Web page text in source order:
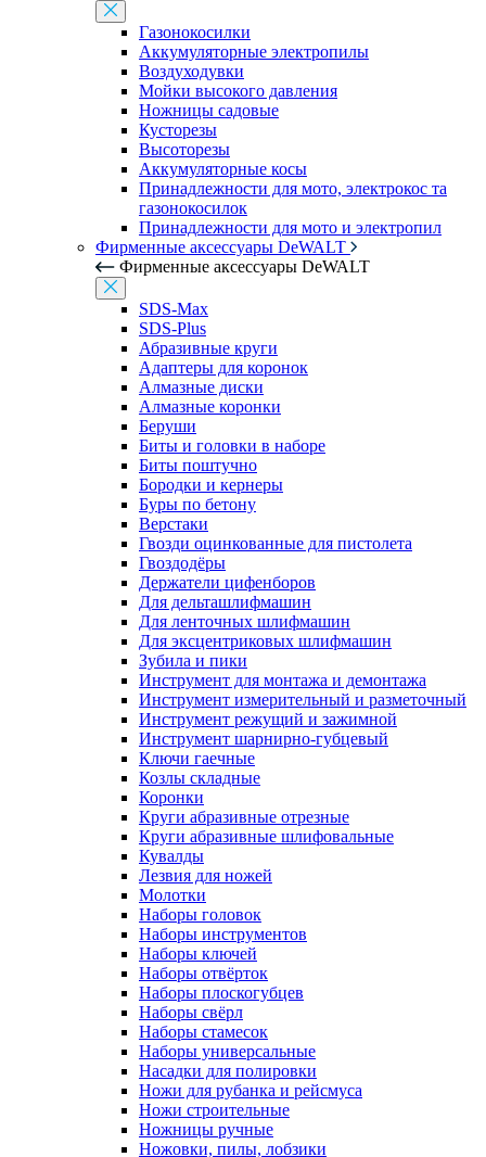
Газонокосилки
Аккумуляторные электропилы
Воздуходувки
Мойки высокого давления
Ножницы садовые
Кусторезы
Высоторезы
Аккумуляторные косы
Принадлежности для мото, электрокос та
газонокосилок
Принадлежности для мото и электропил
Фирменные аксессуары DeWALT
Фирменные аксессуары DeWALT
SDS-Max
SDS-Plus
Абразивные круги
Адаптеры для коронок
Алмазные диски
Алмазные коронки
Беруши
Биты и головки в наборе
Биты поштучно
Бородки и кернеры
Буры по бетону
Верстаки
Гвозди оцинкованные для пистолета
Гвоздодёры
Держатели цифенборов
Для дельташлифмашин
Для ленточных шлифмашин
Для эксцентриковых шлифмашин
Зубила и пики
Инструмент для монтажа и демонтажа
Инструмент измерительный и разметочный
Инструмент режущий и зажимной
Инструмент шарнирно-губцевый
Ключи гаечные
Козлы складные
Коронки
Круги абразивные отрезные
Круги абразивные шлифовальные
Кувалды
Лезвия для ножей
Молотки
Наборы головок
Наборы инструментов
Наборы ключей
Наборы отвёрток
Наборы плоскогубцев
Наборы свёрл
Наборы стамесок
Наборы универсальные
Насадки для полировки
Ножи для рубанка и рейсмуса
Ножи строительные
Ножницы ручные
Ножовки, пилы, лобзики